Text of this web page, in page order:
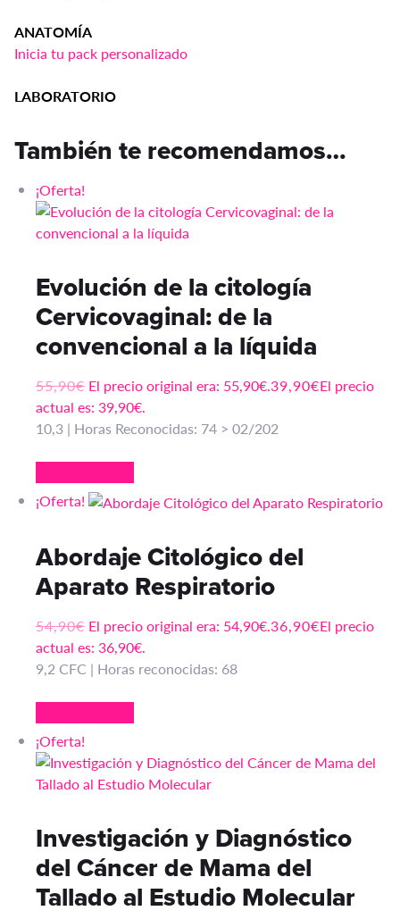
ANATOMÍA
Inicia tu pack personalizado
LABORATORIO
También te recomendamos…
¡Oferta!
Evolución de la citología
Cervicovaginal: de la
convencional a la líquida
55,90€ El precio original era: 55,90€.39,90€El precio
actual es: 39,90€.
10,3 | Horas Reconocidas: 74 > 02/202
¡Oferta!
Abordaje Citológico del
Aparato Respiratorio
54,90€ El precio original era: 54,90€.36,90€El precio
actual es: 36,90€.
9,2 CFC | Horas reconocidas: 68
¡Oferta!
Investigación y Diagnóstico
del Cáncer de Mama del
Tallado al Estudio Molecular